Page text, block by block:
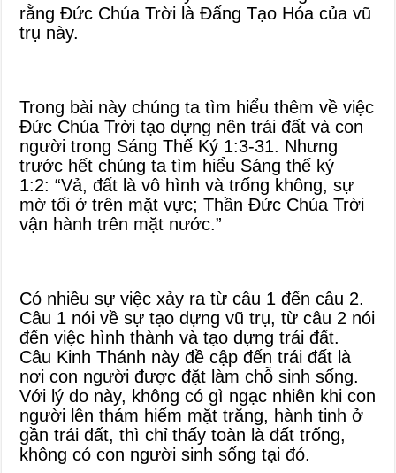
rằng Đức Chúa Trời là Đấng Tạo Hóa của vũ
trụ này.
Trong bài này chúng ta tìm hiểu thêm về việc
Đức Chúa Trời tạo dựng nên trái đất và con
người trong Sáng Thế Ký 1:3-31. Nhưng
trước hết chúng ta tìm hiểu Sáng thế ký
1:2: “Vả, đất là vô hình và trống không, sự
mờ tối ở trên mặt vực; Thần Đức Chúa Trời
vận hành trên mặt nước.”
Có nhiều sự việc xảy ra từ câu 1 đến câu 2.
Câu 1 nói về sự tạo dựng vũ trụ, từ câu 2 nói
đến việc hình thành và tạo dựng trái đất.
Câu Kinh Thánh này đề cập đến trái đất là
nơi con người được đặt làm chỗ sinh sống.
Với lý do này, không có gì ngạc nhiên khi con
người lên thám hiểm mặt trăng, hành tinh ở
gần trái đất, thì chỉ thấy toàn là đất trống,
không có con người sinh sống tại đó.